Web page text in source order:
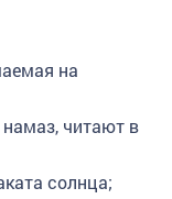
на
читают в
солнца;